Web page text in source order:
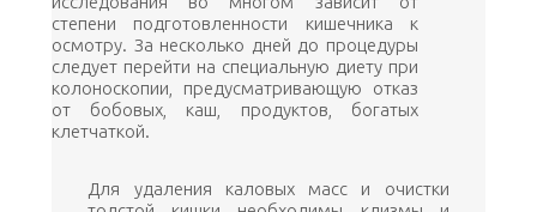
степени подготовленности кишечника к
осмотру. За несколько дней до процедуры
следует перейти на специальную диету при
колоноскопии, предусматривающую отказ
от бобовых, каш, продуктов, богатых
клетчаткой.
Для удаления каловых масс и очистки